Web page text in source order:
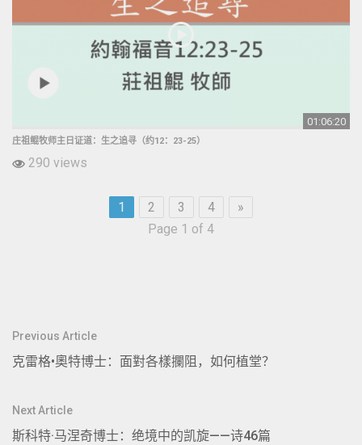
01:06:20
庄祖鲲牧师主日证道：生之追寻（约12：23-25）
290 views
1 2 3 4
»
Page 1 of 4
文
章
航
Previous Article
克雷格•奧特博士：面對各樣攔阻，如何植堂？
Next Article
斯科特·马涅奇博士：绝境中的凯旋——诗46篇